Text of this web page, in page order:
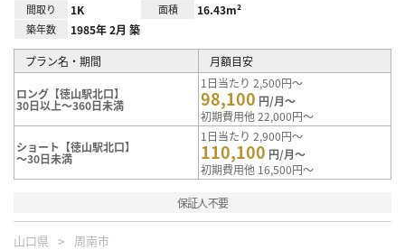
間取り 1K 面積 16.43m²
築年数 1985年 2月 築
プラン名・期間 月額目安
ロング【徳山駅北口】
30日以上～360日未満
1日当たり 2,500円～
98,100 円/月～
初期費用他 22,000円～
ショート【徳山駅北口】
～30日未満
1日当たり 2,900円～
110,100 円/月～
初期費用他 16,500円～
保証人不要
山口県 周南市